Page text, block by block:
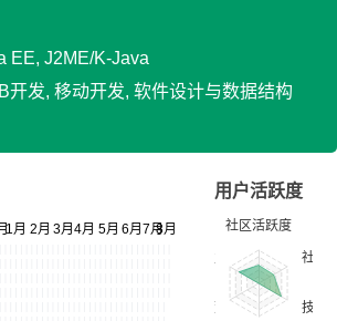
EE, J2ME/K-Java
开发, 移动开发, 软件设计与数据结构
用户活跃度